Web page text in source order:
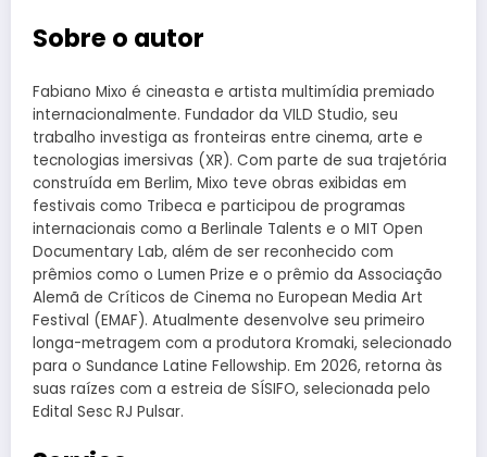
Sobre o autor
Fabiano Mixo é cineasta e artista multimídia premiado
internacionalmente. Fundador da VILD Studio, seu
trabalho investiga as fronteiras entre cinema, arte e
tecnologias imersivas (XR). Com parte de sua trajetória
construída em Berlim, Mixo teve obras exibidas em
festivais como Tribeca e participou de programas
internacionais como a Berlinale Talents e o MIT Open
Documentary Lab, além de ser reconhecido com
prêmios como o Lumen Prize e o prêmio da Associação
Alemã de Críticos de Cinema no European Media Art
Festival (EMAF). Atualmente desenvolve seu primeiro
longa-metragem com a produtora Kromaki, selecionado
para o Sundance Latine Fellowship. Em 2026, retorna às
suas raízes com a estreia de SÍSIFO, selecionada pelo
Edital Sesc RJ Pulsar.